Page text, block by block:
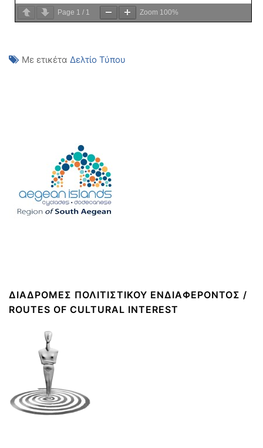
Page 1 / 1 Zoom 100%
Με ετικέτα Δελτίο Τύπου
ΔΙΑΔΡΟΜΈΣ ΠΟΛΙΤΙΣΤΙΚΟΎ ΕΝΔΙΑΦΈΡΟΝΤΟΣ /
ROUTES OF CULTURAL INTEREST